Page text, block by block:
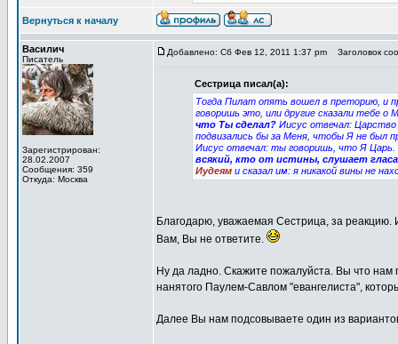
Вернуться к началу
Василич
Писатель
Зарегистрирован:
28.02.2007
Сообщения: 359
Откуда: Москва
Добавлено: Сб Фев 12, 2011 1:37 pm Заголовок
Сестрица писал(а):
Тогда Пилат опять вошел в преторию, и
говоришь это, или другие сказали тебе о
что Ты сделал? Иисус отвечал:
подвизались бы за Меня, чтобы Я не был
Иисус отвечал: ты говоришь, что Я Царь.
всякий, кто от истины, слушает
Иудеям и сказал им: я никакой вины не
Благодарю, уважаемая Сестрица, за
Вам, Вы не ответите.
Ну да ладно. Скажите пожалуйста. Вы что нам
нанятого Паулем-Савлом "евангелиста",
Далее Вы нам подсовываете один из